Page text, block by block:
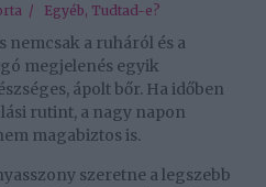
/ Egyéb, Tudtad-e?
nemcsak a ruháról és a
megjelenés egyik
ápolt bőr. Ha időben
rutint, a nagy napon
magabiztos is.
szeretne a legszebb